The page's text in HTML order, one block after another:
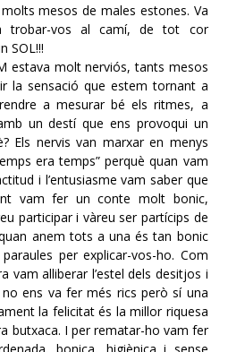
mesos de males estones. Va
trobar-vos al camí, de tot cor
SOL!!!
estava molt nerviós, tants mesos
la sensació que estem tornant a
a mesurar bé els ritmes, a
un destí que ens provoqui un
Els nervis van marxar en menys
era temps” perquè quan vam
i l’entusiasme vam saber que
vam fer un conte molt bonic,
participar i vàreu ser partícips de
anem tots a una és tan bonic
per explicar-vos-ho. Com
vam alliberar l’estel dels desitjos i
ens va fer més rics però sí una
la felicitat és la millor riquesa
butxaca. I per rematar-ho vam fer